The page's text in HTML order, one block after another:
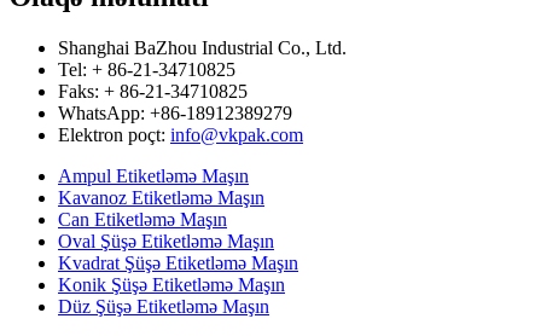
Shanghai BaZhou Industrial Co., Ltd.
Tel: + 86-21-34710825
Faks: + 86-21-34710825
WhatsApp: +86-18912389279
Elektron poçt: info@vkpak.com
Ampul Etiketləmə Maşın
Kavanoz Etiketləmə Maşın
Can Etiketləmə Maşın
Oval Şüşə Etiketləmə Maşın
Kvadrat Şüşə Etiketləmə Maşın
Konik Şüşə Etiketləmə Maşın
Düz Şüşə Etiketləmə Maşın